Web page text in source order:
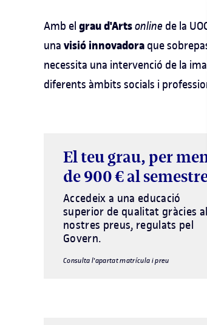
Amb el grau d'Artsonline de la
una visió innovadora que
necessita una intervenció de la
diferents àmbits socials i
El teu grau, per
de 900 € al
Accedeix a una educació
superior de qualitat gràcies
nostres preus, regulats pel
Govern.
Consulta l'apartat matrícula i preu